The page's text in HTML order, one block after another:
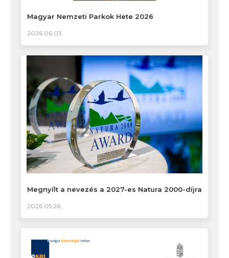
Magyar Nemzeti Parkok Hete 2026
2026.06.03.
Megnyílt a nevezés a 2027-es Natura 2000-díjra
2026.05.26.